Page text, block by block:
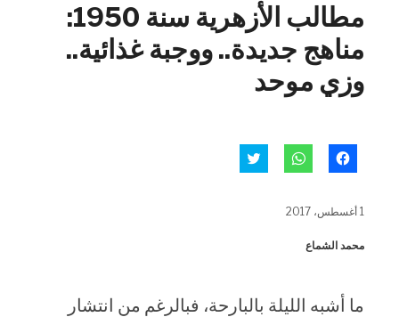
مطالب الأزهرية سنة 1950:
مناهج جديدة.. ووجبة غذائية..
وزي موحد
للمشاركة
في
جديدة)
للمشاركة
في 1 أغسطس، 2017
محمد الشماع
ما أشبه الليلة بالبارحة، فبالرغم من انتشار